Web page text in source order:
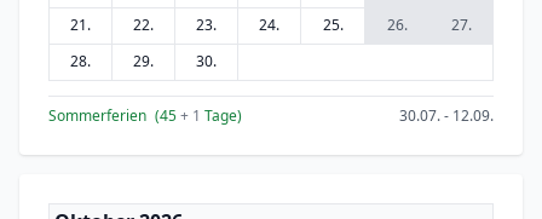
21.
22. 23. 24. 25. 26.
27.
28.
29. 30.
Sommerferien (45+ 1 Tage) 30.07. - 12.09.